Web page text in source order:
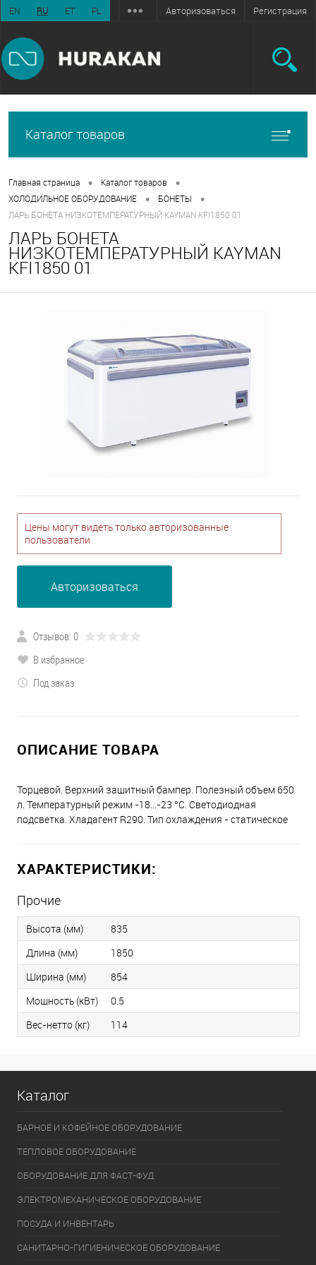
EN RU ET PL Авторизоваться Регистрация
Каталог товаров
Главная страница • Каталог товаров •
ХОЛОДИЛЬНОЕ ОБОРУДОВАНИЕ • БОНЕТЫ •
ЛАРЬ БОНЕТА НИЗКОТЕМПЕРАТУРНЫЙ KAYMAN KFI1850 01
ЛАРЬ БОНЕТА
НИЗКОТЕМПЕРАТУРНЫЙ KAYMAN
KFI1850 01
Цены могут видеть только авторизованные
пользователи
Авторизоваться
Отзывов: 0
В избранное
Под заказ
ОПИСАНИЕ ТОВАРА
Торцевой. Верхний защитный бампер. Полезный объем 650
л. Температурный режим -18…-23 °С. Светодиодная
подсветка. Хладагент R290. Тип охлаждения - статическое
ХАРАКТЕРИСТИКИ:
Прочие
Высота (мм)
835
Длина (мм)
1850
Ширина (мм)
854
Мощность (кВт)
0.5
Вес-нетто (кг)
114
Каталог
БАРНОЕ И КОФЕЙНОЕ ОБОРУДОВАНИЕ
ТЕПЛОВОЕ ОБОРУДОВАНИЕ
ОБОРУДОВАНИЕ ДЛЯ ФАСТ-ФУД
ЭЛЕКТРОМЕХАНИЧЕСКОЕ ОБОРУДОВАНИЕ
ПОСУДА И ИНВЕНТАРЬ
САНИТАРНО-ГИГИЕНИЧЕСКОЕ ОБОРУДОВАНИЕ